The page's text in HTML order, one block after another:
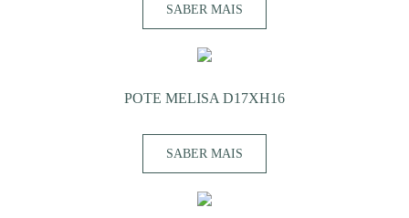
SABER MAIS
POTE MELISA D17XH16
SABER MAIS